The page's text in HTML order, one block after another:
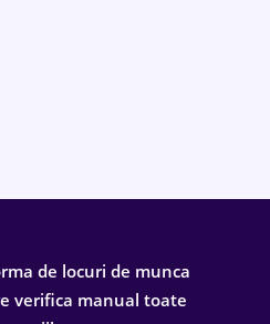
de locuri de munca
verifica manual toate